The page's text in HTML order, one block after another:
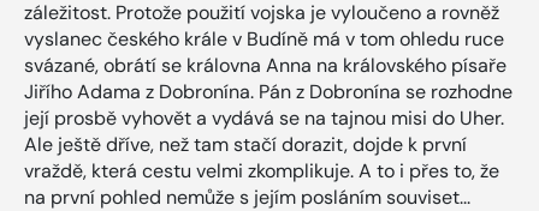
záležitost. Protože použití vojska je vyloučeno a rovněž
vyslanec českého krále v Budíně má v tom ohledu ruce
svázané, obrátí se královna Anna na královského písaře
Jiřího Adama z Dobronína. Pán z Dobronína se rozhodne
její prosbě vyhovět a vydává se na tajnou misi do Uher.
Ale ještě dříve, než tam stačí dorazit, dojde k první
vraždě, která cestu velmi zkomplikuje. A to i přes to, že
na první pohled nemůže s jejím posláním souviset...